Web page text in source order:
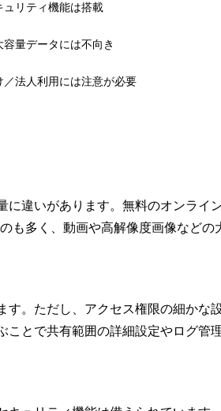
ュリティ機能は搭載
量データには不向き
／法人利用には注意が必要
違いがあります。無料のオンライ
多く、動画や高解像度画像などの
。ただし、アクセス権限の細か
とで共有範囲の詳細設定やログ管